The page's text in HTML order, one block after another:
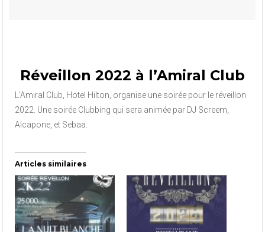
Réveillon 2022 à l’Amiral Club
L’Amiral Club, Hotel Hilton, organise une soirée pour le réveillon
2022. Une soirée Clubbing qui sera animée par DJ Screem,
Alcapone, et Sebaa.
Articles similaires